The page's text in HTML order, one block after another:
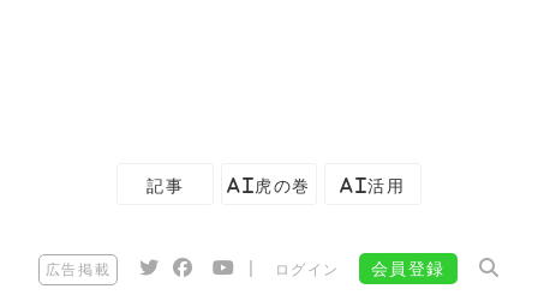
記事 AI虎の巻 AI活用
広告掲載 ログイン 会員登録